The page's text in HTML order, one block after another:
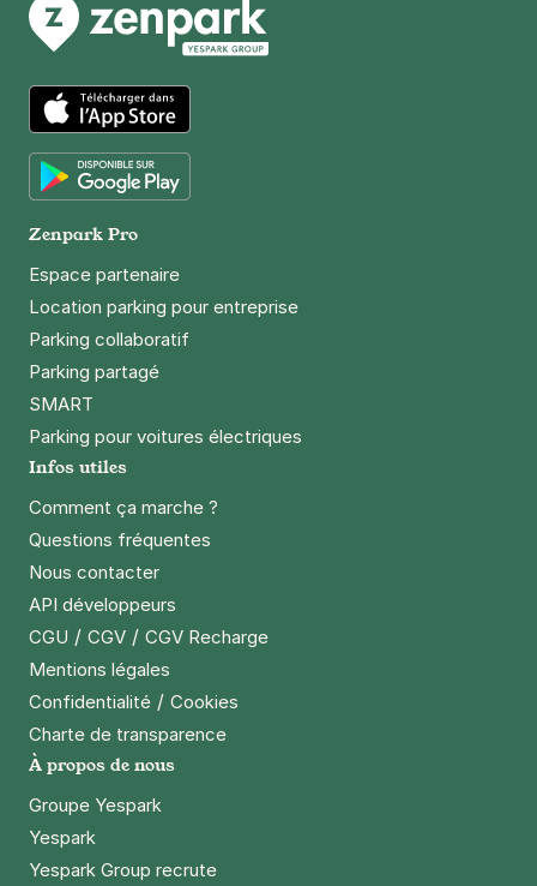
Réserver
+ Abonnements disponibles
158 rue Pelleport
2,50 €/heure,20 €/jour,
Métro Télégraphe - 287 rue de
287 rue de Belleville
+ Abonnements disponibles
Paris - Ménilmontant - Pelleport
Réserver
App Store
Zenpark Pro
Espace partenaire
Location parking pour entreprise
Parking collaboratif
Parking partagé
SMART
Parking pour voitures électriques
Infos utiles
Comment ça marche ?
Questions fréquentes
Nous contacter
API développeurs
CGU / CGV / CGV Recharge
Mentions légales
Confidentialité / Cookies
Charte de transparence
À propos de nous
Groupe Yespark
Yespark
Yespark Group recrute